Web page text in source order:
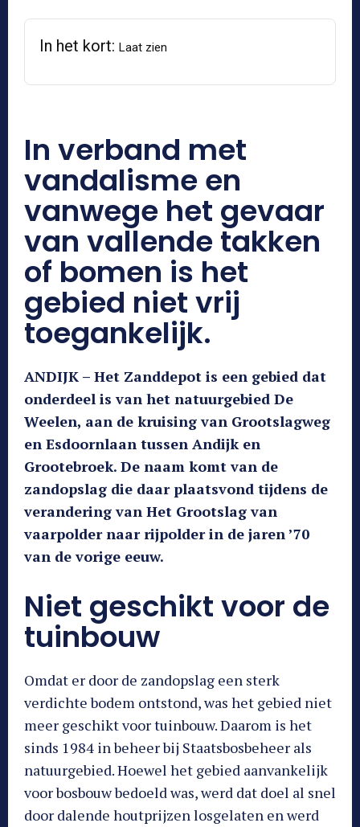
In het kort: Laat zien
In verband met
vandalisme en
vanwege het gevaar
van vallende takken
of bomen is het
gebied niet vrij
toegankelijk.
ANDIJK – Het Zanddepot is een gebied dat
onderdeel is van het natuurgebied De
Weelen, aan de kruising van Grootslagweg
en Esdoornlaan tussen Andijk en
Grootebroek. De naam komt van de
zandopslag die daar plaatsvond tijdens de
verandering van Het Grootslag van
vaarpolder naar rijpolder in de jaren ’70
van de vorige eeuw.
Niet geschikt voor de
tuinbouw
Omdat er door de zandopslag een sterk
verdichte bodem ontstond, was het gebied niet
meer geschikt voor tuinbouw. Daarom is het
sinds 1984 in beheer bij Staatsbosbeheer als
natuurgebied. Hoewel het gebied aanvankelijk
voor bosbouw bedoeld was, werd dat doel al snel
door dalende houtprijzen losgelaten en werd